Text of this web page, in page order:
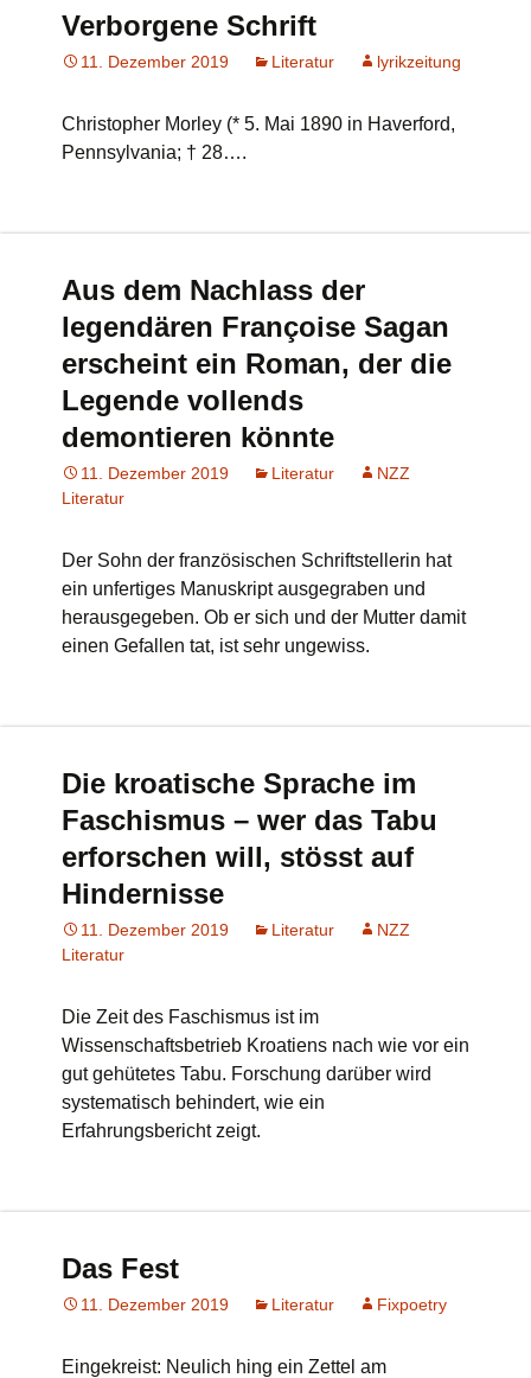
Verborgene Schrift
11. Dezember 2019 Literatur lyrikzeitung
Christopher Morley (* 5. Mai 1890 in Haverford,
Pennsylvania; † 28….
Aus dem Nachlass der
legendären Françoise Sagan
erscheint ein Roman, der die
Legende vollends
demontieren könnte
11. Dezember 2019 Literatur
NZZ
Literatur
Der Sohn der französischen Schriftstellerin hat
ein unfertiges Manuskript ausgegraben und
herausgegeben. Ob er sich und der Mutter damit
einen Gefallen tat, ist sehr ungewiss.
Die kroatische Sprache im
Faschismus – wer das Tabu
erforschen will, stösst auf
Hindernisse
11. Dezember 2019 Literatur
NZZ
Literatur
Die Zeit des Faschismus ist im
Wissenschaftsbetrieb Kroatiens nach wie vor ein
gut gehütetes Tabu. Forschung darüber wird
systematisch behindert, wie ein
Erfahrungsbericht zeigt.
Das Fest
11. Dezember 2019 Literatur Fixpoetry
Eingekreist: Neulich hing ein Zettel am